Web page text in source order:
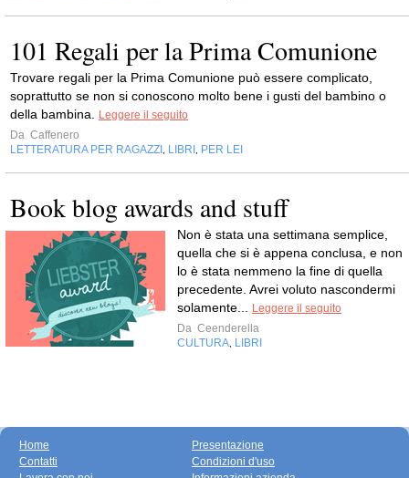
101 Regali per la Prima Comunione
Trovare regali per la Prima Comunione può essere complicato,
soprattutto se non si conoscono molto bene i gusti del bambino o
della bambina.
Leggere il seguito
Da Caffenero
LETTERATURA PER RAGAZZI LIBRI PER LEI
Book blog awards and stuff
Non è stata una settimana semplice,
quella che si è appena conclusa, e non
lo è stata nemmeno la fine di quella
precedente. Avrei voluto nascondermi
solamente...
Leggere il seguito
Da Ceenderella
CULTURA LIBRI
Home
Contatti
Presentazione
Condizioni d'uso